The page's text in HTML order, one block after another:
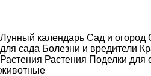
Лунный календарь Сад и огород
для сада Болезни и вредители
Растения Растения Поделки для
животные